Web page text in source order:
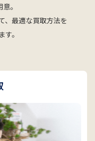
。
最適な買取方法を
。